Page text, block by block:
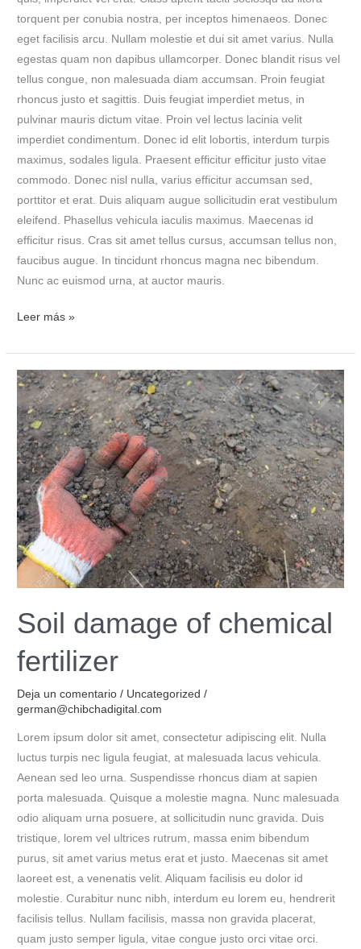
torquent per conubia nostra, per inceptos himenaeos. Donec
eget facilisis arcu. Nullam molestie et dui sit amet varius. Nulla
egestas quam non dapibus ullamcorper. Donec blandit risus vel
tellus congue, non malesuada diam accumsan. Proin feugiat
rhoncus justo et sagittis. Duis feugiat imperdiet metus, in
pulvinar mauris dictum vitae. Proin vel lectus lacinia velit
imperdiet condimentum. Donec id elit lobortis, interdum turpis
maximus, sodales ligula. Praesent efficitur efficitur justo vitae
commodo. Donec nisl nulla, varius efficitur accumsan sed,
porttitor et erat. Duis aliquam augue sollicitudin erat vestibulum
eleifend. Phasellus vehicula iaculis maximus. Maecenas id
efficitur risus. Cras sit amet tellus cursus, accumsan tellus non,
faucibus augue. In tincidunt rhoncus magna nec bibendum.
Nunc ac euismod urna, at auctor mauris.
Leer más »
Soil damage of chemical
fertilizer
Deja un comentario / Uncategorized /
german@chibchadigital.com
Lorem ipsum dolor sit amet, consectetur adipiscing elit. Nulla
luctus turpis nec ligula feugiat, at malesuada lacus vehicula.
Aenean sed leo urna. Suspendisse rhoncus diam at sapien
porta malesuada. Quisque a molestie magna. Nunc malesuada
odio aliquam urna posuere, at sollicitudin nunc gravida. Duis
tristique, lorem vel ultrices rutrum, massa enim bibendum
purus, sit amet varius metus erat et justo. Maecenas sit amet
laoreet est, a venenatis velit. Aliquam facilisis eu dolor id
molestie. Curabitur nunc nibh, interdum eu lorem eu, hendrerit
facilisis tellus. Nullam facilisis, massa non gravida placerat,
quam justo semper ligula, vitae congue justo orci vitae orci.
Soil
damage
of
chemical
fertilizer